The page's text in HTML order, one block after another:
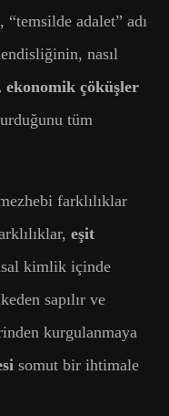
adalet” adı
nasıl
ekonomik çöküşler
tüm
farklılıklar
eşit
kimlik içinde
sapılır ve
kurgulanmaya
somut bir ihtimale